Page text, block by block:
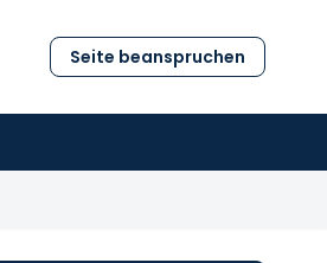
Seite beanspruchen